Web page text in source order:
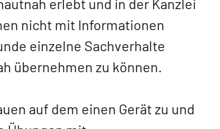
erlebt und in der Kanzlei
nicht mit Informationen
einzelne Sachverhalte
übernehmen zu können.
auf dem einen Gerät zu und